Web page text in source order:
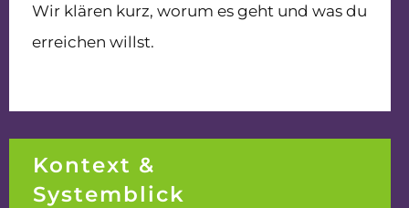
Wir klären kurz, worum es geht und was du
erreichen willst.
Kontext &
Systemblick